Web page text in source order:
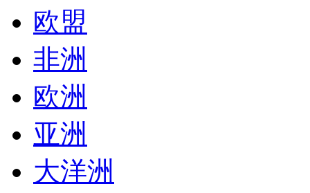
欧盟
非洲
欧洲
亚洲
大洋洲